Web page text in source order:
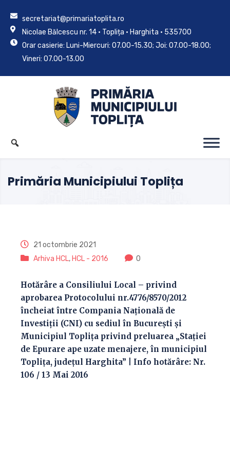
secretariat@primariatoplita.ro
Nicolae Bălcescu nr. 14 • Toplița • Harghita • 535700
Orar casierie: Luni-Miercuri: 07.00-15.30; Joi: 07.00-18.00;
Vineri: 07.00-13.00
Primăria Municipiului Toplița
21 octombrie 2021
Arhiva HCL, HCL - 2016 0
Hotărâre a Consiliului Local – privind
aprobarea Protocolului nr.4776/8570/2012
încheiat între Compania Naţională de
Investiţii (CNI) cu sediul în Bucureşti şi
Municipiul Topliţa privind preluarea „Staţiei
de Epurare ape uzate menajere, în municipiul
Topliţa, judeţul Harghita” | Info hotărâre: Nr.
106 / 13 Mai 2016